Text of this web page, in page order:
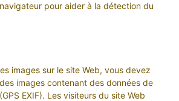
pour aider à la détection du
images sur le site Web, vous devez
images contenant des données de
EXIF). Les visiteurs du site Web